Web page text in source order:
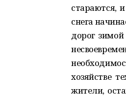
стараются,
снега
дорог
хозяйстве
жители,